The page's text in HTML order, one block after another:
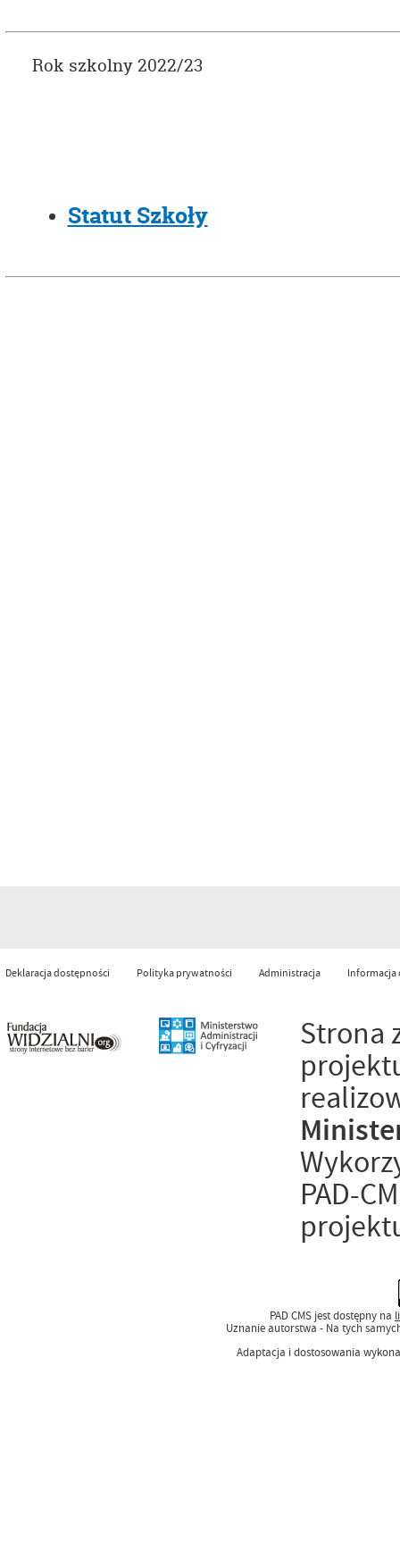
Rok szkolny 2022/23
Statut Szkoły
Deklaracja dostępności Polityka prywatności Administracja Informacja
Strona
PAD-
PAD CMS jest dostępny na
Uznanie autorstwa - Na tych
Adaptacja i dostosowania